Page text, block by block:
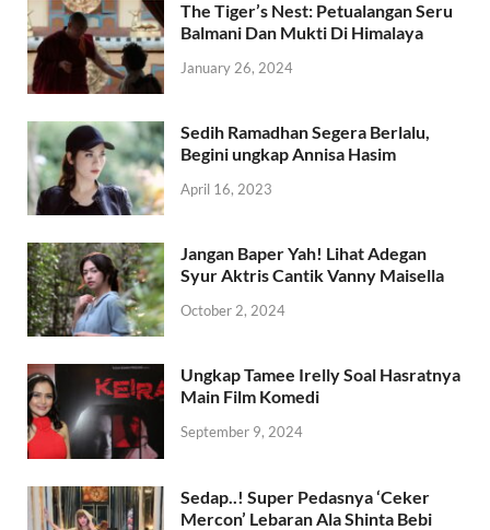
The Tiger’s Nest: Petualangan Seru
Balmani Dan Mukti Di Himalaya
January 26, 2024
Sedih Ramadhan Segera Berlalu,
Begini ungkap Annisa Hasim
April 16, 2023
Jangan Baper Yah! Lihat Adegan
Syur Aktris Cantik Vanny Maisella
October 2, 2024
Ungkap Tamee Irelly Soal Hasratnya
Main Film Komedi
September 9, 2024
Sedap..! Super Pedasnya ‘Ceker
Mercon’ Lebaran Ala Shinta Bebi